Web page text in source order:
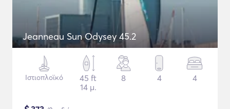
Jeanneau Sun Odysey 45.2
Ιστιοπλοϊκό
45 ft
14 μ.
8 4 4